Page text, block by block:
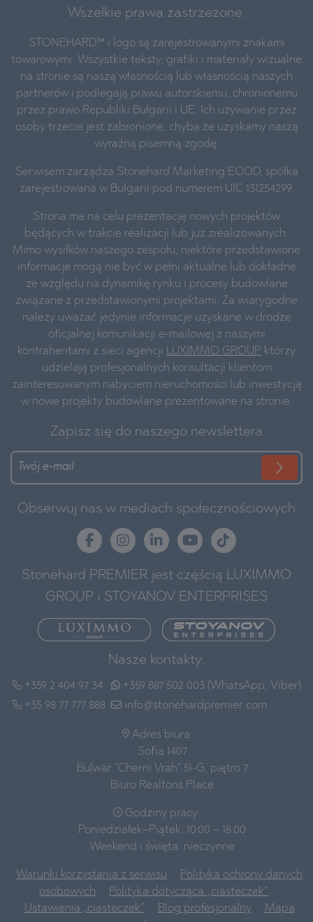
Wszelkie prawa zastrzeżone.
STONEHARD™ i logo są zarejestrowanymi znakami
towarowymi. Wszystkie teksty, grafiki i materiały wizualne
na stronie są naszą własnością lub własnością naszych
partnerów i podlegają prawu autorskiemu, chronionemu
przez prawo Republiki Bułgarii i UE. Ich używanie przez
osoby trzecie jest zabronione, chyba że uzyskamy naszą
wyraźną pisemną zgodę.
Serwisem zarządza Stonehard Marketing EOOD, spółka
zarejestrowana w Bułgarii pod numerem UIC 131254299.
Strona ma na celu prezentację nowych projektów
będących w trakcie realizacji lub już zrealizowanych.
Mimo wysiłków naszego zespołu, niektóre przedstawione
informacje mogą nie być w pełni aktualne lub dokładne
ze względu na dynamikę rynku i procesy budowlane
związane z przedstawionymi projektami. Za wiarygodne
należy uważać jedynie informacje uzyskane w drodze
oficjalnej komunikacji e-mailowej z naszymi
kontrahentami z sieci agencji LUXIMMO GROUP którzy
udzielają profesjonalnych konsultacji klientom
zainteresowanym nabyciem nieruchomości lub inwestycją
w nowe projekty budowlane prezentowane na stronie.
Zapisz się do naszego newslettera
Obserwuj nas w mediach społecznościowych
Stonehard PREMIER jest częścią LUXIMMO
GROUP i STOYANOV ENTERPRISES
Nasze kontakty:
+359 2 404 97 34
+35 98 77 777 888
+359 887 502 003 (WhatsApp, Viber)
info@stonehardpremier.com
Adres biura:
Sofia 1407
Bulwar "Cherni Vrah" 51-G, piętro 7
Biuro Realtons Place
Godziny pracy:
Poniedziałek–Piątek: 10:00 – 18:00
Weekend i święta: nieczynne
Warunki korzystania z serwisu
Polityka ochrony danych
osobowych
Polityka dotycząca „ciasteczek”
Ustawienia „ciasteczek”
Blog profesjonalny
Mapa